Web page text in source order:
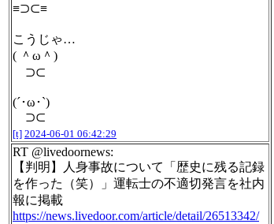
≡⊃⊂≡
こうじゃ…
( ＾ω＾)
⊃⊂
(´･ω･`)
⊃⊂
[t] 2024-06-01 06:42:29
RT @livedoornews:
【判明】人身事故について「歴史に残る記録
を作った（笑）」運転士の不適切発言を社内
報に掲載
https://news.livedoor.com/article/detail/26513342/